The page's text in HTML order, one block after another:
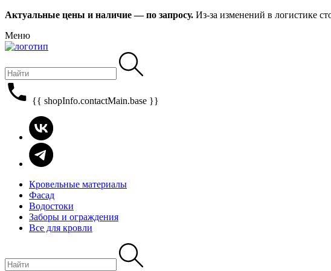
Актуальные цены и наличие — по запросу. Из-за изменений в логистике
Меню
{{ shopInfo.contactMain.base }}
Кровельные материалы
Фасад
Водостоки
Заборы и ограждения
Все для кровли